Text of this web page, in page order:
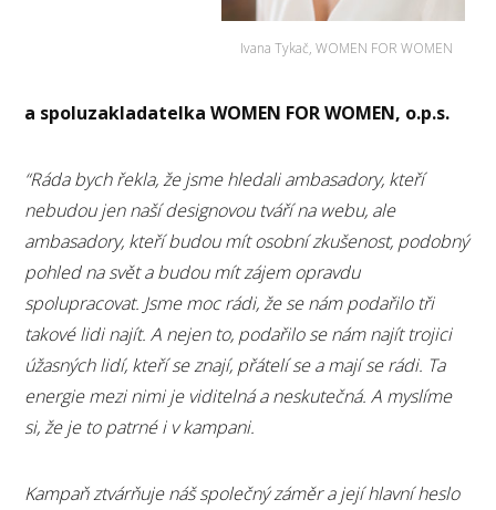
Ivana Tykač, WOMEN FOR WOMEN
a spoluzakladatelka WOMEN FOR WOMEN, o.p.s.
“Ráda bych řekla, že jsme hledali ambasadory, kteří
nebudou jen naší designovou tváří na webu, ale
ambasadory, kteří budou mít osobní zkušenost, podobný
pohled na svět a budou mít zájem opravdu
spolupracovat. Jsme moc rádi, že se nám podařilo tři
takové lidi najít. A nejen to, podařilo se nám najít trojici
úžasných lidí, kteří se znají, přátelí se a mají se rádi. Ta
energie mezi nimi je viditelná a neskutečná. A myslíme
si, že je to patrné i v kampani.
Kampaň ztvárňuje náš společný záměr a její hlavní heslo